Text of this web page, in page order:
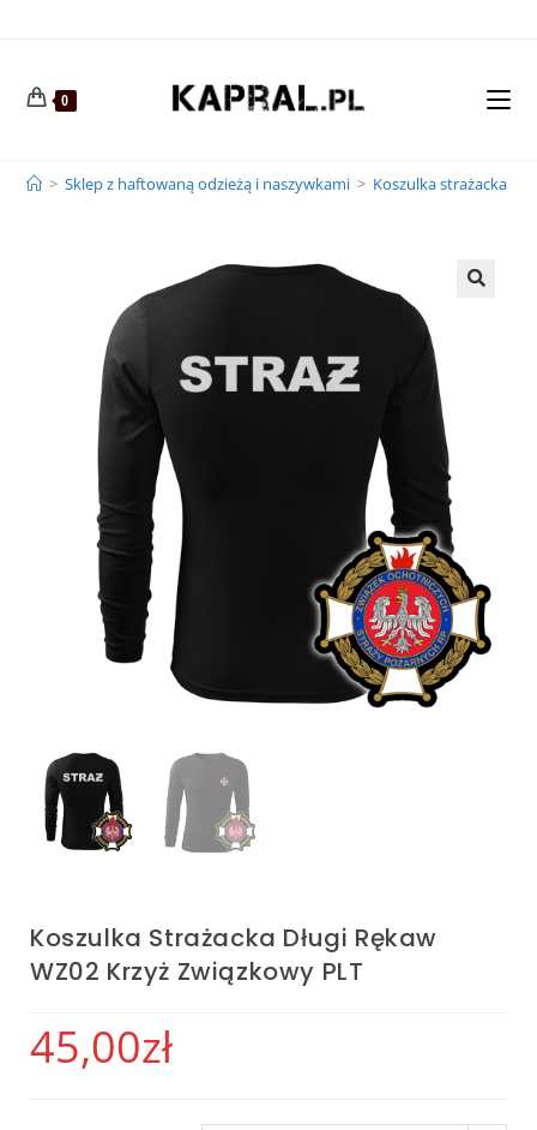
0
> Sklep z haftowaną odzieżą i naszywkami > Koszulka strażacka
Koszulka Strażacka Długi Rękaw
WZ02 Krzyż Związkowy PLT
45,00zł